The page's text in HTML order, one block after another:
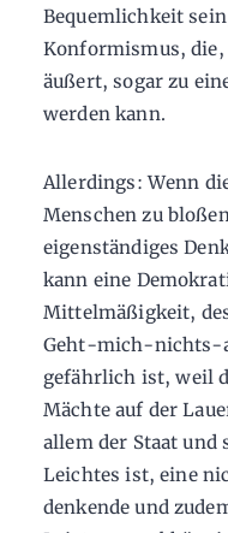
Bequemlichkeit
Konformismus,
äußert, sogar zu
werden kann.
Allerdings: Wenn
Menschen zu
eigenständiges
kann eine
Mittelmäßigkeit,
Geht-mich-nichts-
gefährlich ist, weil
Mächte auf der
allem der Staat und
Leichtes ist, eine
denkende und